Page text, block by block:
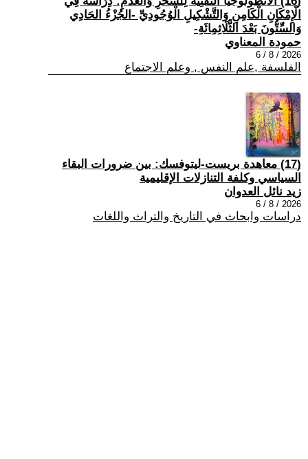
الْإِمْكَانِ الْكَامِنِ وَالتَّشْكِيلِ الْوُجُودِيِّ -الجُزْءُ الحَادِي
وَالسِّتُّونَ بَعْدَ الثَّلَاثِمِائَةِ-
حمودة المعناوي
2026 / 8 / 6
الفلسفة ,علم النفس , وعلم الاجتماع
(17) معاهدة بريست-ليتوفسك: بين ضرورات البقاء
السياسي وكلفة التنازلات الإقليمية
زيد نائل العدوان
2026 / 8 / 6
دراسات وابحاث في التاريخ والتراث واللغات